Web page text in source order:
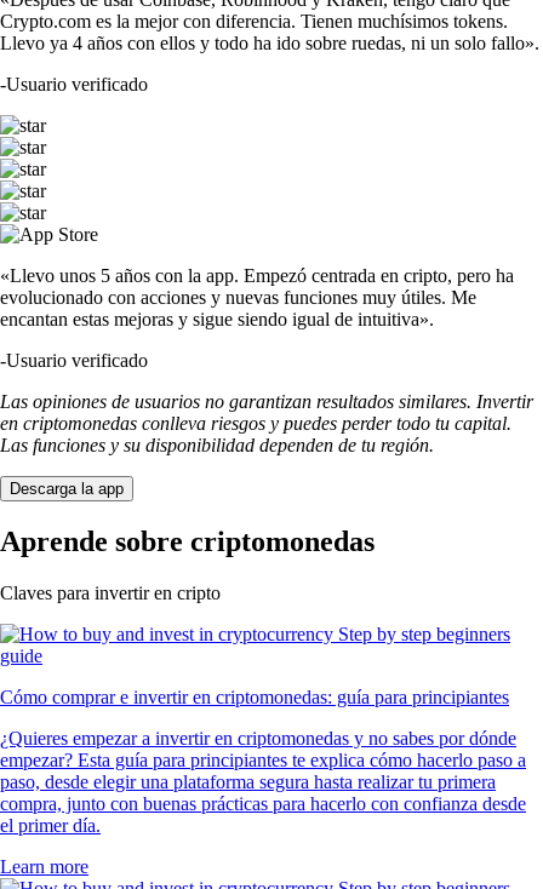
Crypto.com es la mejor con diferencia. Tienen muchísimos tokens.
Llevo ya 4 años con ellos y todo ha ido sobre ruedas, ni un solo fallo».
-Usuario verificado
«Llevo unos 5 años con la app. Empezó centrada en cripto, pero ha
evolucionado con acciones y nuevas funciones muy útiles. Me
encantan estas mejoras y sigue siendo igual de intuitiva».
-Usuario verificado
Las opiniones de usuarios no garantizan resultados similares. Invertir
en criptomonedas conlleva riesgos y puedes perder todo tu capital.
Las funciones y su disponibilidad dependen de tu región.
Descarga la app
Aprende sobre criptomonedas
Claves para invertir en cripto
Cómo comprar e invertir en criptomonedas: guía para principiantes
¿Quieres empezar a invertir en criptomonedas y no sabes por dónde
empezar? Esta guía para principiantes te explica cómo hacerlo paso a
paso, desde elegir una plataforma segura hasta realizar tu primera
compra, junto con buenas prácticas para hacerlo con confianza desde
el primer día.
Learn more